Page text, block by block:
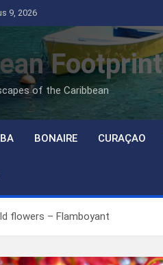
9, 2026
Footprint
of the Caribbean
BONAIRE CURAÇAO
flowers – Flamboyant